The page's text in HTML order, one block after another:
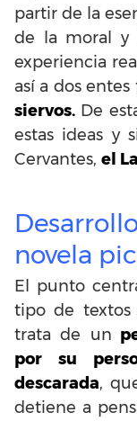
partir de la
de la moral y
experiencia
así a dos
siervos. De
estas ideas y
Cervantes, el
novela
El punto
tipo de textos
trata de un
por su
descarada,
detiene a